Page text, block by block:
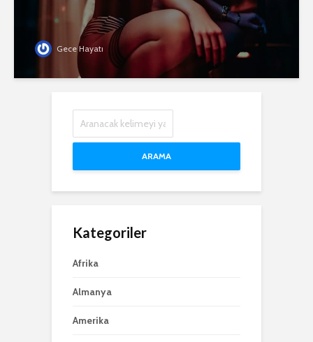
Gece Hayatı
ARAMA
Kategoriler
Afrika
Almanya
Amerika